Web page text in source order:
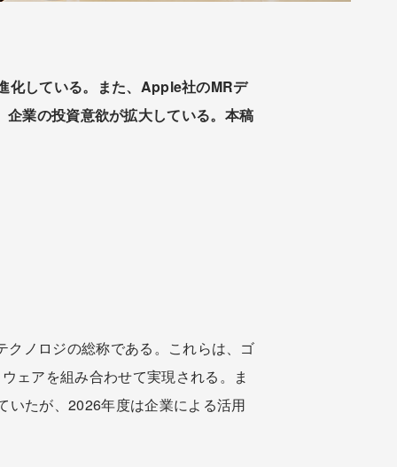
化している。また、Apple社のMRデ
業の投資意欲が拡大している。本稿
ノロジの総称である。これらは、ゴ
ェアを組み合わせて実現される。ま
いたが、2026年度は企業による活用